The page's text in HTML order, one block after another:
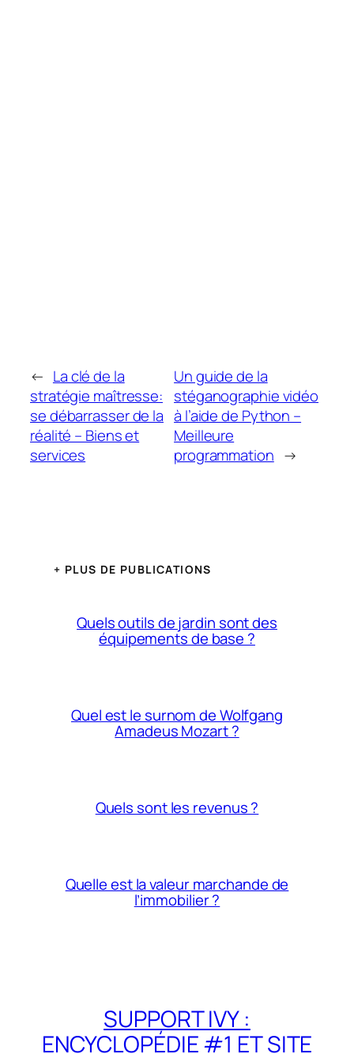
← La clé de la
stratégie maîtresse:
se débarrasser de la
réalité – Biens et
services
Un guide de la
stéganographie vidéo
à l’aide de Python –
Meilleure
programmation →
+ PLUS DE PUBLICATIONS
Quels outils de jardin sont des
équipements de base ?
Quel est le surnom de Wolfgang
Amadeus Mozart ?
Quels sont les revenus ?
Quelle est la valeur marchande de
l’immobilier ?
SUPPORT IVY :
ENCYCLOPÉDIE #1 ET SITE